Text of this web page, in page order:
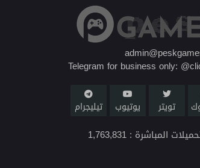
Telegram for business only:
تويتر يوتيوب تيليجرام
المباشرة : 1,763,831